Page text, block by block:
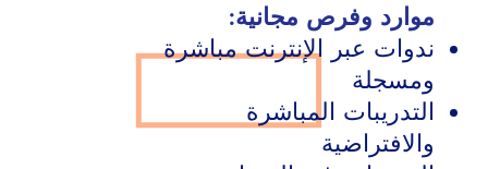
موارد وفرص مجانية:
ندوات عبر الإنترنت مباشرة
ومسجلة
التدريبات المباشرة
والافتراضية